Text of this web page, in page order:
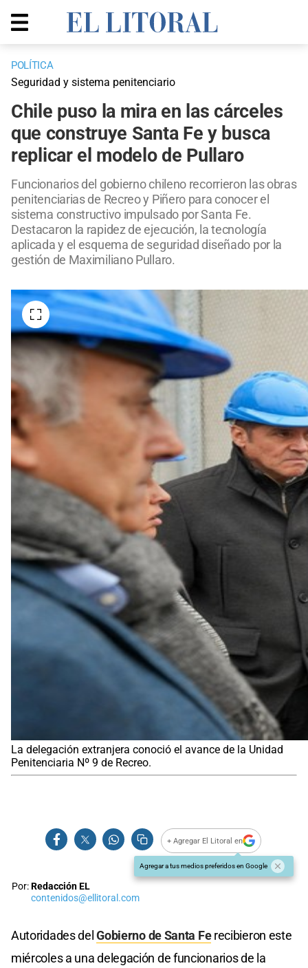
POLÍTICA
Seguridad y sistema penitenciario
Chile puso la mira en las cárceles
que construye Santa Fe y busca
replicar el modelo de Pullaro
Funcionarios del gobierno chileno recorrieron las obras
penitenciarias de Recreo y Piñero para conocer el
sistema constructivo impulsado por Santa Fe.
Destacaron la rapidez de ejecución, la tecnología
aplicada y el esquema de seguridad diseñado por la
gestión de Maximiliano Pullaro.
La delegación extranjera conoció el avance de la Unidad
Penitenciaria Nº 9 de Recreo.
+ Agregar El Litoral en
Agregar a tus medios preferidos en Google
Por:Redacción EL
contenidos@ellitoral.com
Autoridades delGobierno de Santa Ferecibieron este
miércoles a una delegación de funcionarios de la